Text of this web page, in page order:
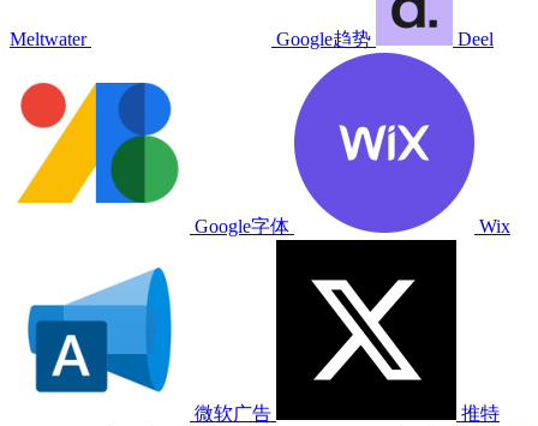
Meltwater Google趋势 Deel
Google字体 Wix
微软广告
推特